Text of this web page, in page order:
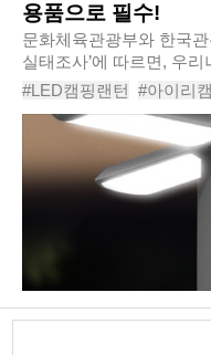
용품으로 필수!
문화체육관광부와 한국
실태조사’에 따르면, 우
기록하고 있으며 캠핑 인
고 있다. 코로나19로 인해
#LED캠핑랜턴 #아이리
#아이리캠핑멀티LED보
#대용량배터리 #대용량
#캠핑용대용량배터리